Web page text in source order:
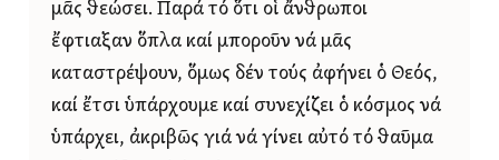
μᾶς θεώσει. Παρά τό ὅτι οἱ ἄνθρωποι
ἔφτιαξαν ὅπλα καί μποροῦν νά μᾶς
καταστρέψουν, ὅμως δέν τούς ἀφήνει ὁ Θεός,
καί ἔτσι ὑπάρχουμε καί συνεχίζει ὁ κόσμος νά
ὑπάρχει, ἀκριβῶς γιά νά γίνει αὐτό τό θαῦμα